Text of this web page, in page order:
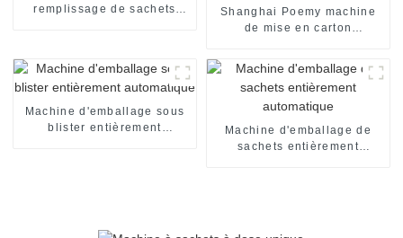
remplissage de sachets
Shanghai Poemy machine
de mise en carton
d'emballage encartonneuse
automatique machine de
mise en carton
Machine d'emballage sous
blister entièrement
Machine d'emballage de
sachets entièrement